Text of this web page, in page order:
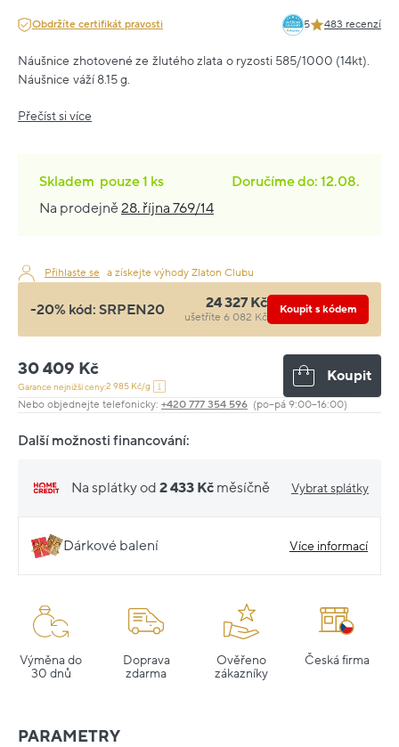
Obdržíte certifikát pravosti 5 483 recenzí
Náušnice zhotovené ze žlutého zlata o ryzosti 585/1000 (14kt).
Náušnice váží 8.15 g.
Přečíst si více
Skladem pouze1 ks
Doručíme do: 12.08.
Na prodejně28. října 769/14
Přihlaste se a získejte výhody Zlaton Clubu
-20% kód: SRPEN20 24 327 Kč
ušetříte 6 082 Kč
Koupit s kódem
30 409 Kč
Garance nejnižší ceny:2 985 Kč/g
Koupit
Nebo objednejte telefonicky: +420 777 354 596 (po–pá 9:00–16:00)
Další možnosti financování:
Na splátky od 2 433 Kč měsíčně Vybrat splátky
Dárkové balení Více informací
Výměna do
30 dnů
Doprava
zdarma
Ověřeno
zákazníky
Česká firma
PARAMETRY